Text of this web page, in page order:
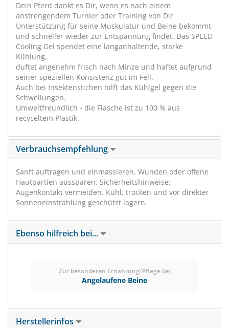
Dein Pferd dankt es Dir, wenn es nach einem
anstrengendem Turnier oder Training von Dir
Unterstützung für seine Muskulatur und Beine bekommt
und schneller wieder zur Entspannung findet. Das SPEED
Cooling Gel spendet eine langanhaltende, starke
Kühlung,
duftet angenehm frisch nach Minze und haftet aufgrund
seiner speziellen Konsistenz gut im Fell.
Auch bei Insektenstichen hilft das Kühlgel gegen die
Schwellungen.
Umweltfreundlich - die Flasche ist zu 100 % aus
recyceltem Plastik.
Verbrauchsempfehlung
Sanft auftragen und einmassieren. Wunden oder offene
Hautpartien aussparen. Sicherheitshinweise:
Augenkontakt vermeiden. Kühl, trocken und vor direkter
Sonneneinstrahlung geschützt lagern.
Ebenso hilfreich bei...
Zur besonderen Ernährung/Pflege bei
Angelaufene Beine
Herstellerinfos